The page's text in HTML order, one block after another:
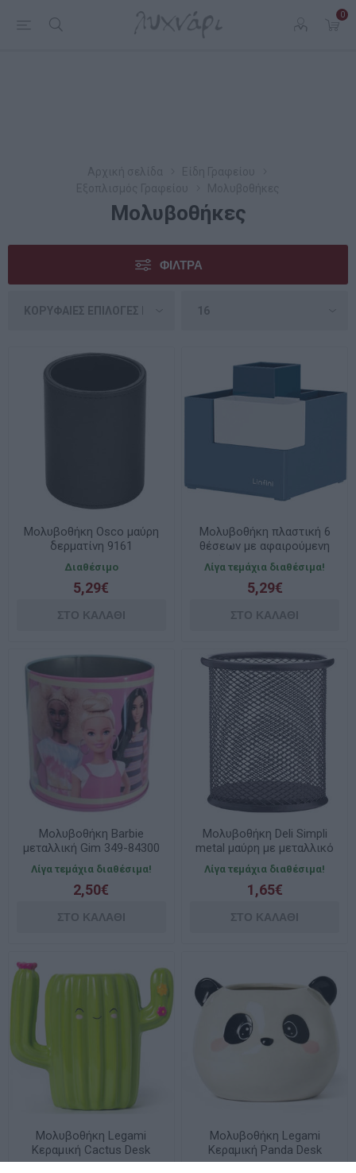
0
Μολυβοθήκες
ΦΊΛΤΡΑ
Mολυβοθήκη Osco μαύρη
δερματίνη 9161
Διαθέσιμο
5,29€
Mολυβοθήκη πλαστική 6
θέσεων με αφαιρούμενη
θήκη Deli Linfini Ζ072
Λίγα τεμάχια διαθέσιμα!
5,29€
Μολυβοθήκη Barbie
μεταλλική Gim 349-84300
Λίγα τεμάχια διαθέσιμα!
2,50€
Μολυβοθήκη Deli Simpli
metal μαύρη με μεταλλικό
E9172
Λίγα τεμάχια διαθέσιμα!
1,65€
Μολυβοθήκη Legami
Κεραμική Cactus Desk
Friends 12.5x7.5x11.4cm
Μολυβοθήκη Legami
Κεραμική Panda Desk
Friends 11.2x 11.4x9.2 cm